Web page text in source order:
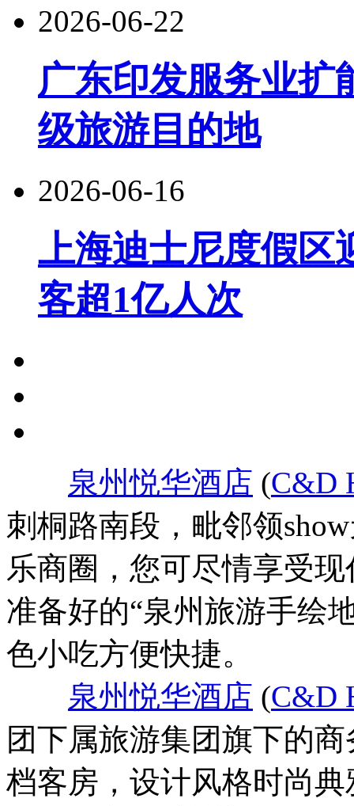
2026-06-22
广东印发服务业扩
级旅游目的地
2026-06-16
上海迪士尼度假区
客超1亿人次
泉州悦华酒店 (C&D
刺桐路南段，毗邻领
乐商圈，您可尽情享受
准备好的“泉州旅游手绘
色小吃方便快捷。
泉州悦华酒店 (C&D
团下属旅游集团旗下的
档客房，设计风格时尚